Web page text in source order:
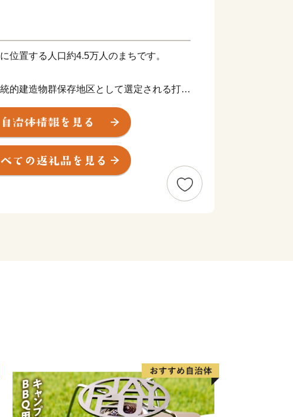
位置する人口約4.5万人のまちです。
的建造物群保存地区として選定される打吹
蔵群）があり、江戸時代末期から昭和初期
が数多く残り、赤い石州瓦に白い漆喰壁、
倉吉の特徴的な美しい景観を形成していま
なみは、初めて訪れたのにどこか懐かしい
たたずまいをみせています。
自然環境で育った牛で、旨味成分の「オレ
赤身と脂のバランスが絶妙です。